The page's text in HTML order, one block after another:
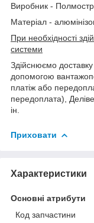
Виробник -
Матеріал -
При необхідності
системи
Здійснюємо доставку
допомогою
платіж або
передоплата),
ін.
Приховати
Характеристики
Основні атрибути
Код запчастини